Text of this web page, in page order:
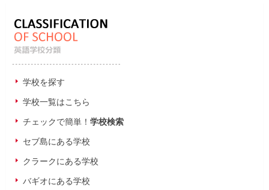
学校を探す
学校一覧はこちら
チェックで簡単！ 学校検索
セブ島にある学校
クラークにある学校
バギオにある学校